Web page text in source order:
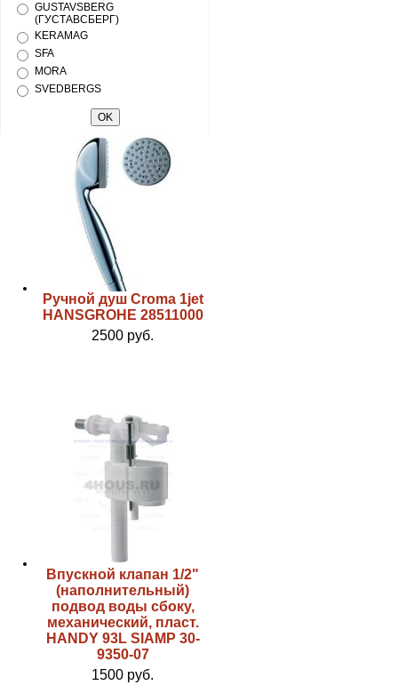
GUSTAVSBERG
(ГУСТАВСБЕРГ)
KERAMAG
SFA
MORA
SVEDBERGS
Ручной душ Croma 1jet
HANSGROHE 28511000
2500 руб.
Впускной клапан 1/2"
(наполнительный)
подвод воды сбоку,
механический, пласт.
HANDY 93L SIAMP 30-
9350-07
1500 руб.